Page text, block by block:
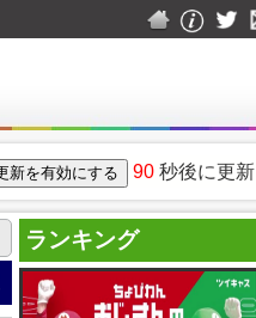
90秒後に更新
ランキング